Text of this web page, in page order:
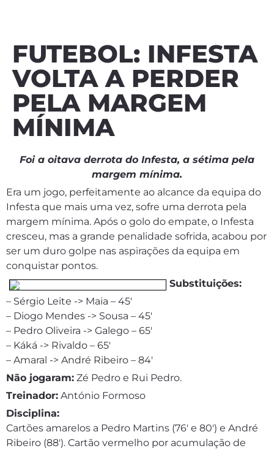
FUTEBOL: INFESTA
VOLTA A PERDER
PELA MARGEM
MÍNIMA
Foi a oitava derrota do Infesta, a sétima pela
margem mínima.
Era um jogo, perfeitamente ao alcance da equipa do
Infesta que mais uma vez, sofre uma derrota pela
margem mínima. Após o golo do empate, o Infesta
cresceu, mas a grande penalidade sofrida, acabou por
ser um duro golpe nas aspirações da equipa em
conquistar pontos.
Substituições:
– Sérgio Leite -> Maia – 45′
– Diogo Mendes -> Sousa – 45′
– Pedro Oliveira -> Galego – 65′
– Káká -> Rivaldo – 65′
– Amaral -> André Ribeiro – 84′
Não jogaram: Zé Pedro e Rui Pedro.
Treinador: António Formoso
Disciplina:
Cartões amarelos a Pedro Martins (76′ e 80′) e André
Ribeiro (88′). Cartão vermelho por acumulação de